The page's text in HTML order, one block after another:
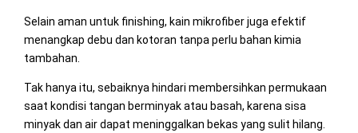
Selain aman untuk finishing, kain mikrofiber juga efektif
menangkap debu dan kotoran tanpa perlu bahan kimia
tambahan.
Tak hanya itu, sebaiknya hindari membersihkan permukaan
saat kondisi tangan berminyak atau basah, karena sisa
minyak dan air dapat meninggalkan bekas yang sulit hilang.